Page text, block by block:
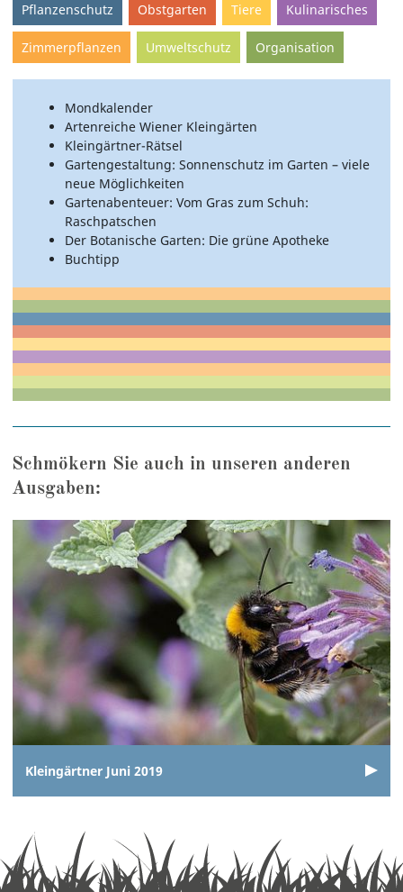
Pflanzenschutz Obstgarten Tiere Kulinarisches
Zimmerpflanzen Umweltschutz Organisation
Mondkalender
Artenreiche Wiener Kleingärten
Kleingärtner-Rätsel
Gartengestaltung: Sonnenschutz im Garten – viele
neue Möglichkeiten
Gartenabenteuer: Vom Gras zum Schuh:
Raschpatschen
Der Botanische Garten: Die grüne Apotheke
Buchtipp
Schmökern Sie auch in unseren anderen
Ausgaben:
Kleingärtner Juni 2019